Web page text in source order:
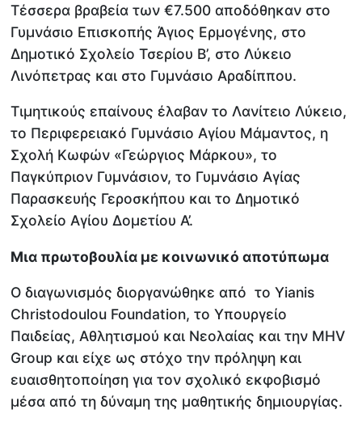
Τέσσερα βραβεία των €7.500 αποδόθηκαν στο
Γυμνάσιο Επισκοπής Άγιος Ερμογένης, στο
Δημοτικό Σχολείο Τσερίου Β’, στο Λύκειο
Λινόπετρας και στο Γυμνάσιο Αραδίππου.
Τιμητικούς επαίνους έλαβαν το Λανίτειο Λύκειο,
το Περιφερειακό Γυμνάσιο Αγίου Μάμαντος, η
Σχολή Κωφών «Γεώργιος Μάρκου», το
Παγκύπριον Γυμνάσιον, το Γυμνάσιο Αγίας
Παρασκευής Γεροσκήπου και το Δημοτικό
Σχολείο Αγίου Δομετίου Α’.
Μια πρωτοβουλία με κοινωνικό αποτύπωμα
Ο διαγωνισμός διοργανώθηκε από το Yianis
Christodoulou Foundation, το Υπουργείο
Παιδείας, Αθλητισμού και Νεολαίας και την MHV
Group και είχε ως στόχο την πρόληψη και
ευαισθητοποίηση για τον σχολικό εκφοβισμό
μέσα από τη δύναμη της μαθητικής δημιουργίας.